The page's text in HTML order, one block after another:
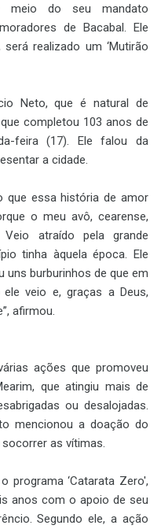
meio do seu mandato
de Bacabal. Ele
realizado um ‘Mutirão
Neto, que é natural de
completou 103 anos de
feira (17). Ele falou da
a cidade.
que essa história de amor
o meu avô, cearense,
atraído pela grande
tinha àquela época. Ele
uns burburinhos de que em
veio e, graças a Deus,
afirmou.
ações que promoveu
que atingiu mais de
ou desalojadas.
mencionou a doação do
as vítimas.
programa ‘Catarata Zero',
anos com o apoio de seu
Segundo ele, a ação